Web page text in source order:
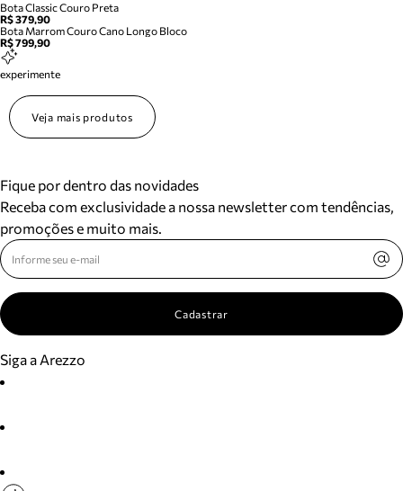
Bota Classic Couro Preta
R$ 379,90
Bota Marrom Couro Cano Longo Bloco
R$ 799,90
experimente
Veja mais produtos
Fique por dentro das novidades
Receba com exclusividade a nossa newsletter com tendências,
promoções e muito mais.
Cadastrar
Siga a Arezzo